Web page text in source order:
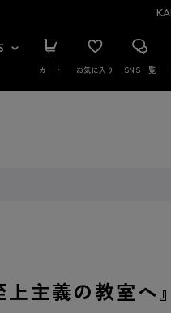
カート お気に入り SNS一覧
上主義の教室へ